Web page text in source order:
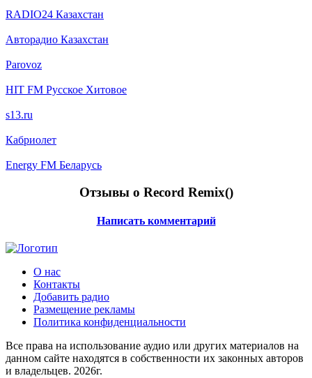
RADIO24 Казахстан
Авторадио Казахстан
Parovoz
HIT FM Русское Хитовое
s13.ru
Кабриолет
Energy FM Беларусь
Отзывы о Record Remix()
Написать комментарий
О нас
Контакты
Добавить радио
Размещение рекламы
Политика конфиденциальности
Все права на использование аудио или других материалов на
данном сайте находятся в собственности их законных авторов
и владельцев. 2026г.